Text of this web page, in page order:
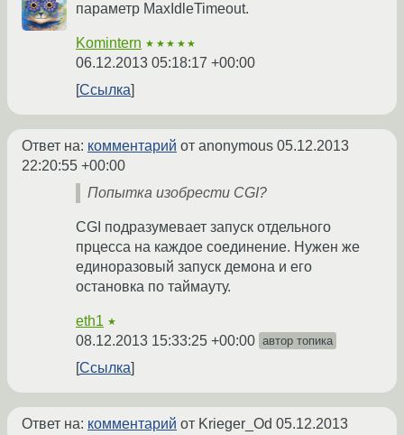
параметр MaxIdleTimeout.
Komintern ★★★★★
06.12.2013 05:18:17 +00:00
Ссылка
Ответ на: комментарий от anonymous 05.12.2013
22:20:55 +00:00
Попытка изобрести CGI?
CGI подразумевает запуск отдельного
прцесса на каждое соединение. Нужен же
единоразовый запуск демона и его
остановка по таймауту.
eth1 ★
08.12.2013 15:33:25 +00:00 автор топика
Ссылка
Ответ на: комментарий от Krieger_Od 05.12.2013